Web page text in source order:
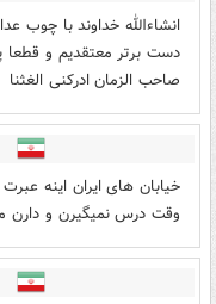
انشاءالله خداوند با چوب
دست برتر معتقدیم و قطعا
صاحب الزمان ادرکنی الغثنا
خیابان های ایران اینه
وقت درس نمیگیرن و دارن